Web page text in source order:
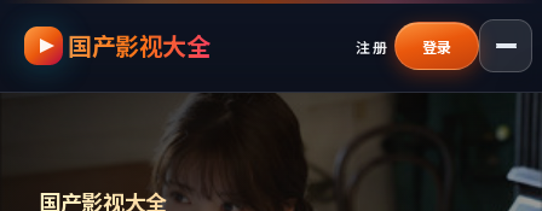
跳过导航，进入正文
国产影视大全 注册 登录
国产影视资源大全免费｜ —
国产影视大全